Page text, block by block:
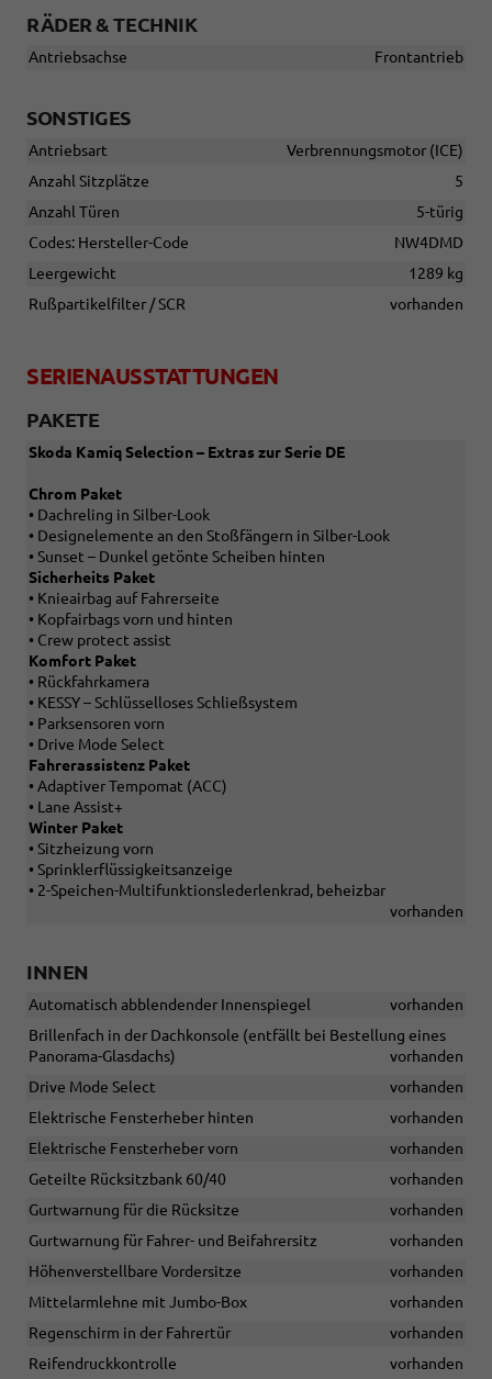
RÄDER & TECHNIK
Antriebsachse Frontantrieb
SONSTIGES
Antriebsart
Verbrennungsmotor (ICE)
Anzahl Sitzplätze
5
Anzahl Türen
5-türig
Codes: Hersteller-Code
NW4DMD
Leergewicht
1289 kg
Rußpartikelfilter / SCR
vorhanden
SERIENAUSSTATTUNGEN
PAKETE
Skoda Kamiq Selection – Extras zur Serie DE
Chrom Paket
• Dachreling in Silber-Look
• Designelemente an den Stoßfängern in Silber-Look
• Sunset – Dunkel getönte Scheiben hinten
Sicherheits Paket
• Knieairbag auf Fahrerseite
• Kopfairbags vorn und hinten
• Crew protect assist
Komfort Paket
• Rückfahrkamera
• KESSY – Schlüsselloses Schließsystem
• Parksensoren vorn
• Drive Mode Select
Fahrerassistenz Paket
• Adaptiver Tempomat (ACC)
• Lane Assist+
Winter Paket
• Sitzheizung vorn
• Sprinklerflüssigkeitsanzeige
• 2-Speichen-Multifunktionslederlenkrad, beheizbar
vorhanden
INNEN
Automatisch abblendender Innenspiegel
vorhanden
Brillenfach in der Dachkonsole (entfällt bei Bestellung eines
Panorama-Glasdachs)
vorhanden
Drive Mode Select
vorhanden
Elektrische Fensterheber hinten
vorhanden
Elektrische Fensterheber vorn
vorhanden
Geteilte Rücksitzbank 60/40
vorhanden
Gurtwarnung für die Rücksitze
vorhanden
Gurtwarnung für Fahrer- und Beifahrersitz
vorhanden
Höhenverstellbare Vordersitze
vorhanden
Mittelarmlehne mit Jumbo-Box
vorhanden
Regenschirm in der Fahrertür
vorhanden
Reifendruckkontrolle
vorhanden